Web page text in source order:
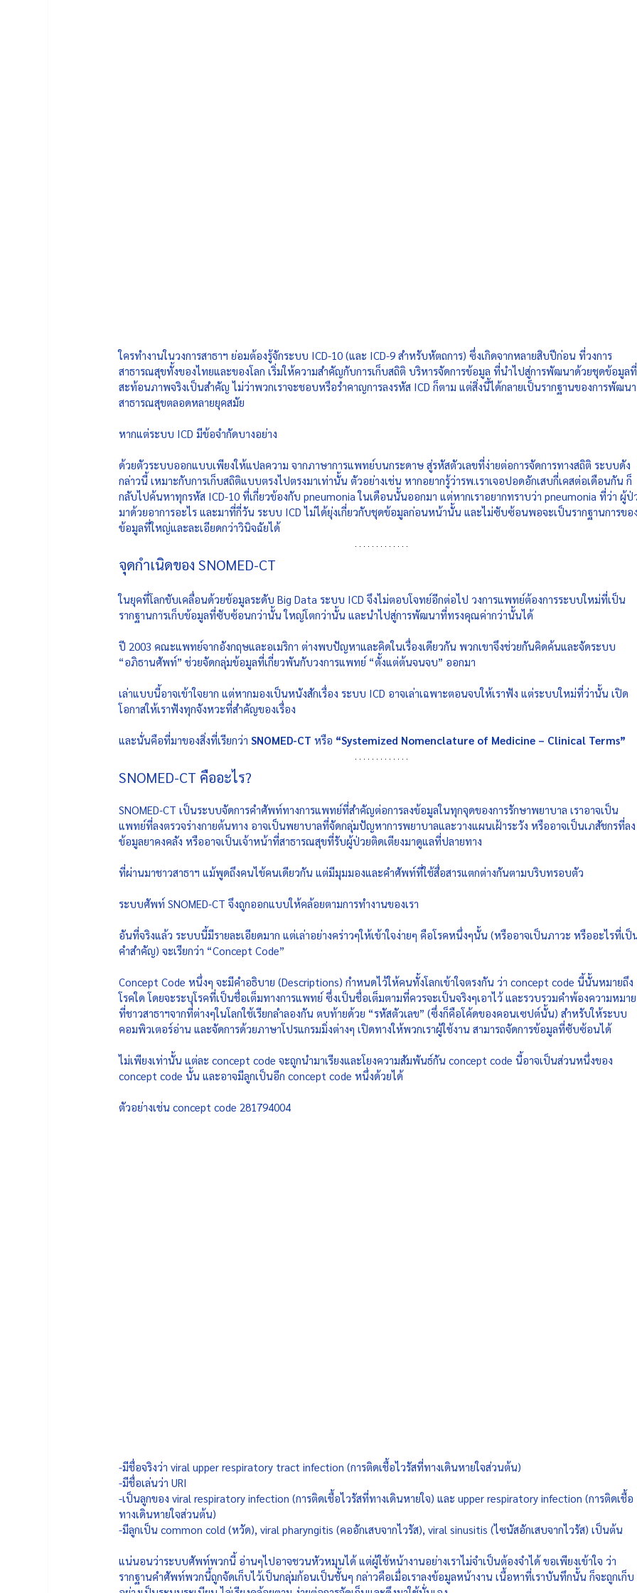
ใครทำงานในวงการสาธาฯ ย่อมต้องรู้จักระบบ ICD-10 (และ ICD-9 สำหรับหัตถการ) ซึ่งเกิดจากหลายสิบปีก่อน ที่วงการ
สาธารณสุขทั้งของไทยและของโลก เริ่มให้ความสำคัญกับการเก็บสถิติ บริหารจัดการข้อมูล ที่นำไปสู่การพัฒนาด้วยชุดข้อมูลที่
สะท้อนภาพจริงเป็นสำคัญ ไม่ว่าพวกเราจะชอบหรือรำคาญการลงรหัส ICD ก็ตาม แต่สิ่งนี้ได้กลายเป็นรากฐานของการพัฒนา
สาธารณสุขตลอดหลายยุคสมัย
หากแต่ระบบ ICD มีข้อจำกัดบางอย่าง
ด้วยตัวระบบออกแบบเพียงให้แปลความ จากภาษาการแพทย์บนกระดาษ สู่รหัสตัวเลขที่ง่ายต่อการจัดการทางสถิติ ระบบดัง
กล่าวนี้ เหมาะกับการเก็บสถิติแบบตรงไปตรงมาเท่านั้น ตัวอย่างเช่น หากอยากรู้ว่ารพ.เราเจอปอดอักเสบกี่เคสต่อเดือนกัน ก็
กลับไปค้นหาทุกรหัส ICD-10 ที่เกี่ยวข้องกับ pneumonia ในเดือนนั้นออกมา แต่หากเราอยากทราบว่า pneumonia ที่ว่า ผู้ป่
มาด้วยอาการอะไร และมาที่กี่วัน ระบบ ICD ไม่ได้ยุ่งเกี่ยวกับชุดข้อมูลก่อนหน้านั้น และไม่ซับซ้อนพอจะเป็นรากฐานการขอ
ข้อมูลที่ใหญ่และละเอียดกว่าวินิจฉัยได้
จุดกำเนิดของ SNOMED-CT
ในยุคที่โลกขับเคลื่อนด้วยข้อมูลระดับ Big Data ระบบ ICD จึงไม่ตอบโจทย์อีกต่อไป วงการแพทย์ต้องการระบบใหม่ที่เป็น
รากฐานการเก็บข้อมูลที่ซับซ้อนกว่านั้น ใหญ่โตกว่านั้น และนำไปสู่การพัฒนาที่ทรงคุณค่ากว่านั้นได้
ปี 2003 คณะแพทย์จากอังกฤษและอเมริกา ต่างพบปัญหาและคิดในเรื่องเดียวกัน พวกเขาจึงช่วยกันคิดค้นและจัดระบบ
“อภิธานศัพท์” ช่วยจัดกลุ่มข้อมูลที่เกี่ยวพันกับวงการแพทย์ “ตั้งแต่ต้นจนจบ” ออกมา
เล่าแบบนี้อาจเข้าใจยาก แต่หากมองเป็นหนังสักเรื่อง ระบบ ICD อาจเล่าเฉพาะตอนจบให้เราฟัง แต่ระบบใหม่ที่ว่านั้น เปิด
โอกาสให้เราฟังทุกจังหวะที่สำคัญของเรื่อง
และนั่นคือที่มาของสิ่งที่เรียกว่า SNOMED-CT หรือ “Systemized Nomenclature of Medicine – Clinical Terms”
SNOMED-CT คืออะไร?
SNOMED-CT เป็นระบบจัดการคำศัพท์ทางการแพทย์ที่สำคัญต่อการลงข้อมูลในทุกจุดของการรักษาพยาบาล เราอาจเป็น
แพทย์ที่ลงตรวจร่างกายต้นทาง อาจเป็นพยาบาลที่จัดกลุ่มปัญหาการพยาบาลและวางแผนเฝ้าระวัง หรืออาจเป็นเภสัชกรที่ลง
ข้อมูลยาคงคลัง หรืออาจเป็นเจ้าหน้าที่สาธารณสุขที่รับผู้ป่วยติดเตียงมาดูแลที่ปลายทาง
ที่ผ่านมาชาวสาธาฯ แม้พูดถึงคนไข้คนเดียวกัน แต่มีมุมมองและคำศัพท์ที่ใช้สื่อสารแตกต่างกันตามบริบทรอบตัว
ระบบศัพท์ SNOMED-CT จึงถูกออกแบบให้คล้อยตามการทำงานของเรา
อันที่จริงแล้ว ระบบนี้มีรายละเอียดมาก แต่เล่าอย่างคร่าวๆให้เข้าใจง่ายๆ คือโรคหนึ่งๆนั้น (หรืออาจเป็นภาวะ หรืออะไรที่เป็
คำสำคัญ) จะเรียกว่า “Concept Code”
Concept Code หนึ่งๆ จะมีคำอธิบาย (Descriptions) กำหนดไว้ให้คนทั้งโลกเข้าใจตรงกัน ว่า concept code นี้นั้นหมายถึง
โรคใด โดยจะระบุโรคที่เป็นชื่อเต็มทางการแพทย์ ซึ่งเป็นชื่อเต็มตามที่ควรจะเป็นจริงๆเอาไว้ และรวบรวมคำพ้องความหมา
ที่ชาวสาธาฯจากที่ต่างๆในโลกใช้เรียกลำลองกัน ตบท้ายด้วย “รหัสตัวเลข” (ซึ่งก็คือโค้ดของคอนเซปต์นั้น) สำหรับให้ระบบ
คอมพิวเตอร์อ่าน และจัดการด้วยภาษาโปรแกรมมิ่งต่างๆ เปิดทางให้พวกเราผู้ใช้งาน สามารถจัดการข้อมูลที่ซับซ้อนได้
ไม่เพียงเท่านั้น แต่ละ concept code จะถูกนำมาเรียงและโยงความสัมพันธ์กัน concept code นี้อาจเป็นส่วนหนึ่งของ
concept code นั้น และอาจมีลูกเป็นอีก concept code หนึ่งด้วยได้
ตัวอย่างเช่น concept code 281794004
-มีชื่อจริงว่า viral upper respiratory tract infection (การติดเชื้อไวรัสที่ทางเดินหายใจส่วนต้น)
-มีชื่อเล่นว่า URI
-เป็นลูกของ viral respiratory infection (การติดเชื้อไวรัสที่ทางเดินหายใจ) และ upper respiratory infection (การติดเชื้อ
ทางเดินหายใจส่วนต้น)
-มีลูกเป็น common cold (หวัด), viral pharyngitis (คออักเสบจากไวรัส), viral sinusitis (ไซนัสอักเสบจากไวรัส) เป็นต้น
แน่นอนว่าระบบศัพท์พวกนี้ อ่านๆไปอาจชวนหัวหมุนได้ แต่ผู้ใช้หน้างานอย่างเราไม่จำเป็นต้องจำได้ ขอเพียงเข้าใจ ว่า
รากฐานคำศัพท์พวกนี้ถูกจัดเก็บไว้เป็นกลุ่มก้อนเป็นชั้นๆ กล่าวคือเมื่อเราลงข้อมูลหน้างาน เนื้อหาที่เราบันทึกนั้น ก็จะถูกเก็บ